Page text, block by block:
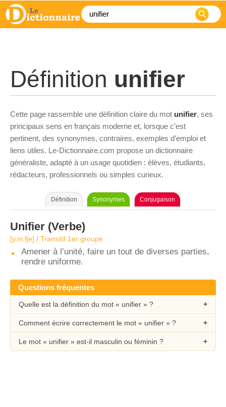
Définition unifier
Cette page rassemble une définition claire du mot unifier, ses
principaux sens en français moderne et, lorsque c’est
pertinent, des synonymes, contraires, exemples d’emploi et
liens utiles. Le-Dictionnaire.com propose un dictionnaire
généraliste, adapté à un usage quotidien : élèves, étudiants,
rédacteurs, professionnels ou simples curieux.
Définition Synonymes Conjugaison
Unifier (Verbe)
[y.ni.fje] / Transitif 1er groupe
Amener à l’unité, faire un tout de diverses parties,
rendre uniforme.
Questions fréquentes
Quelle est la définition du mot « unifier » ?
Comment écrire correctement le mot « unifier » ?
Le mot « unifier » est-il masculin ou féminin ?